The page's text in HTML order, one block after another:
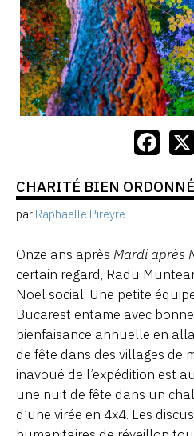
CHARITÉ BIEN
par Raphaëlle Pireyre
Onze ans après Mardi après
certain regard, Radu
Noël social. Une petite
Bucarest entame avec
bienfaisance annuelle en
de fête dans des villages de
inavoué de l’expédition est
une nuit de fête dans un
d’une virée en 4x4. Les